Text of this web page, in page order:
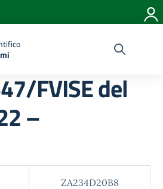
FVISE del
–
ZA234D20B8